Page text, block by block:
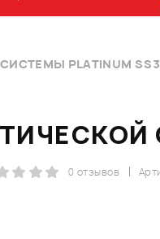
PLATINUM
0 отзывов